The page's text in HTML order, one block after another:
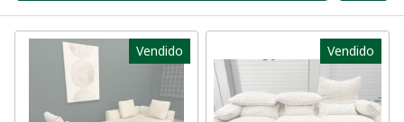
Vendido Vendido